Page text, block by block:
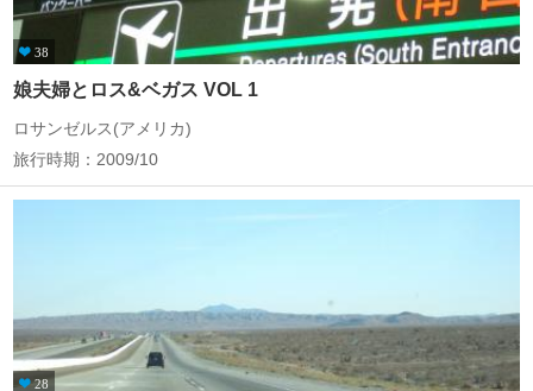
38
娘夫婦とロス&ベガス VOL 1
ロサンゼルス(アメリカ)
旅行時期：2009/10
28